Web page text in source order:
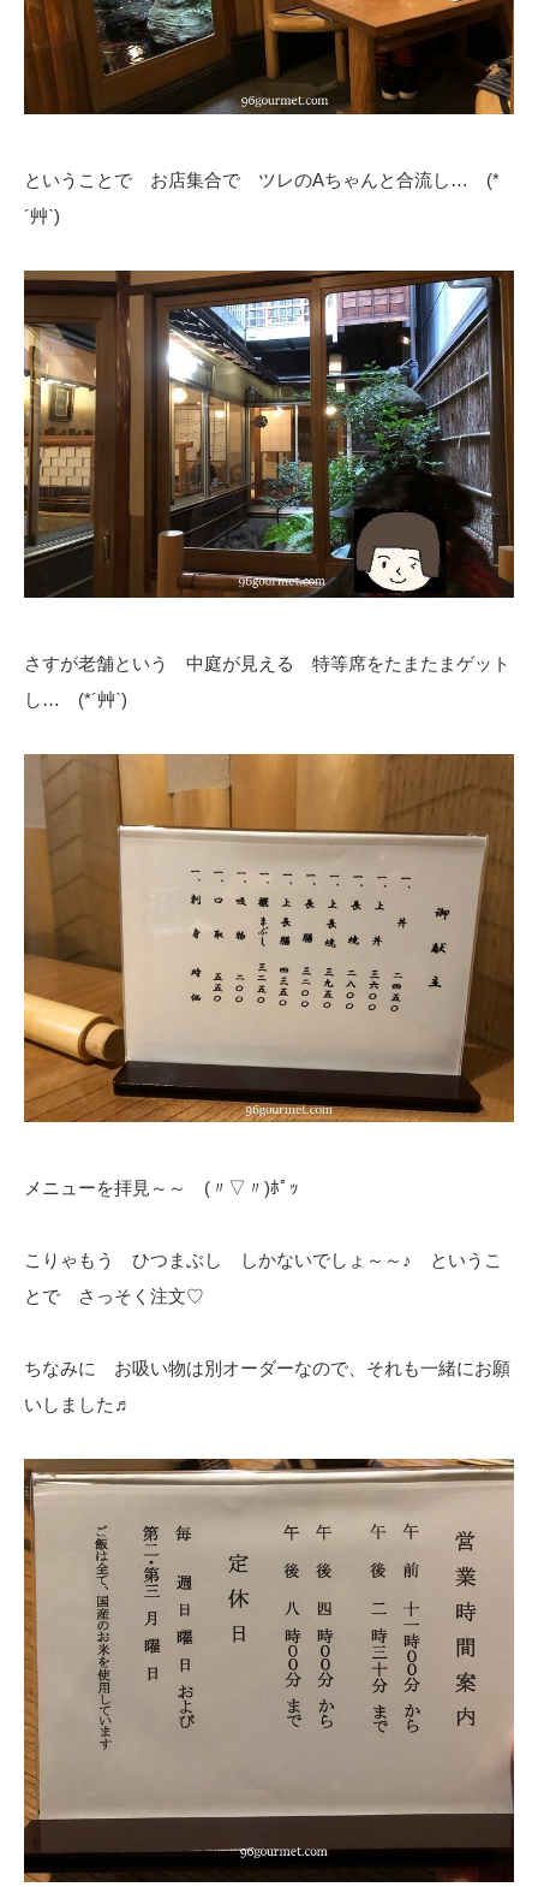
ということで お店集合で ツレのAちゃんと合流し… (*
´艸`)
さすが老舗という 中庭が見える 特等席をたまたまゲット
し… (*´艸`)
メニューを拝見～～ (〃▽〃)ﾎﾟｯ
こりゃもう ひつまぶし しかないでしょ～～♪ というこ
とで さっそく注文♡
ちなみに お吸い物は別オーダーなので、それも一緒にお願
いしました♬